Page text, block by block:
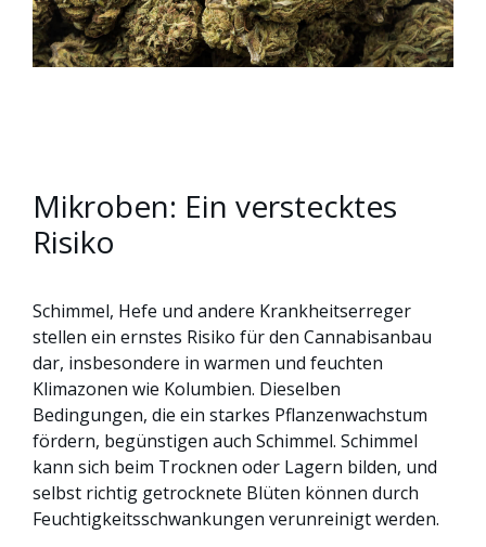
Mikroben: Ein verstecktes
Risiko
Schimmel, Hefe und andere Krankheitserreger
stellen ein ernstes Risiko für den Cannabisanbau
dar, insbesondere in warmen und feuchten
Klimazonen wie Kolumbien. Dieselben
Bedingungen, die ein starkes Pflanzenwachstum
fördern, begünstigen auch Schimmel. Schimmel
kann sich beim Trocknen oder Lagern bilden, und
selbst richtig getrocknete Blüten können durch
Feuchtigkeitsschwankungen verunreinigt werden.